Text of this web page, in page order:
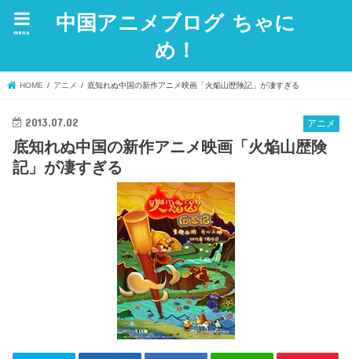
中国アニメブログ ちゃに
め！
menu
HOME アニメ 底知れぬ中国の新作アニメ映画「火焔山歴険記」が凄すぎる
アニメ
2013.07.02
底知れぬ中国の新作アニメ映画「火焔山歴険
記」が凄すぎる